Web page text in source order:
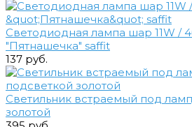
Светодиодная лампа шар 11W /
"Пятнашечка" saffit
137 руб.
Светильник встраемый под
золотой